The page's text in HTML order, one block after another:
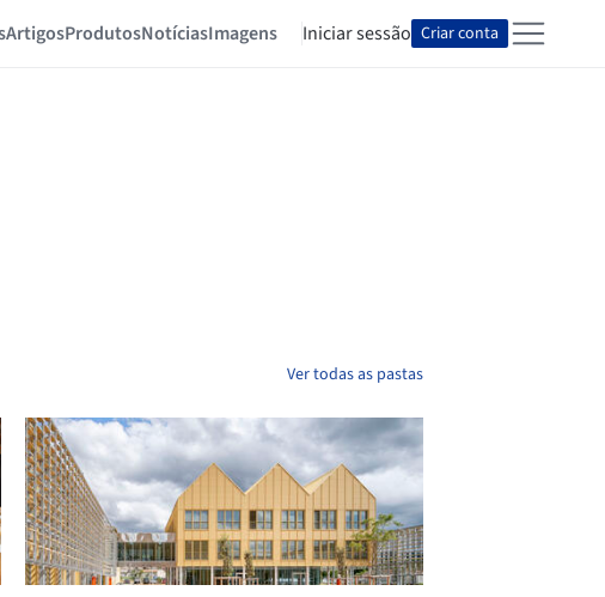
ArtigosProdutosNotíciasImagens Iniciar sessão Criar conta
Ver todas as pastas